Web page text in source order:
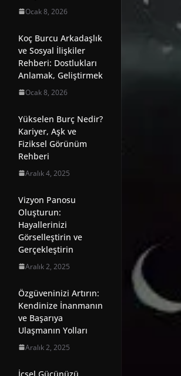
Ocak 8, 2026
Koç Burcu Arkadaşlık
ve Sosyal İlişkiler
Rehberi: Dostlukları
Anlamak, Geliştirmek
Ocak 8, 2026
Yükselen Burç Nedir?
Kariyer, Aşk ve
Fiziksel Görünüm
Rehberi
Aralık 4, 2025
Vizyon Panosu
Oluşturun:
Hayallerinizi
Görselleştirin ve
Gerçekleştirin
Aralık 2, 2025
Özgüveninizi Artırın:
Kendinize İnanmanın
ve Başarıya
Ulaşmanın Yolları
Aralık 2, 2025